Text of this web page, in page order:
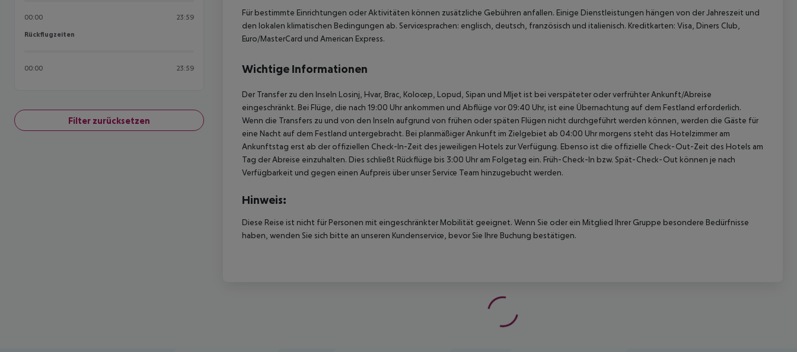
00:00 23:59
Rückflugzeiten
Rückflugzeiten
00:00 23:59
Filter zurücksetzen
Für bestimmte Einrichtungen oder Aktivitäten können zusätzliche Gebühren anfallen. Einige Dienstleistungen hängen von der Jahreszeit und
den lokalen klimatischen Bedingungen ab. Servicesprachen: englisch, deutsch, französisch und italienisch. Kreditkarten: Visa, Diners Club,
Euro/MasterCard und American Express.
Wichtige Informationen
Der Transfer zu den Inseln Losinj, Hvar, Brac, Kolocep, Lopud, Sipan und Mljet ist bei verspäteter oder verfrühter Ankunft/Abreise
eingeschränkt. Bei Flüge, die nach 19:00 Uhr ankommen und Abflüge vor 09:40 Uhr, ist eine Übernachtung auf dem Festland erforderlich.
Wenn die Transfers zu und von den Inseln aufgrund von frühen oder späten Flügen nicht durchgeführt werden können, werden die Gäste für
eine Nacht auf dem Festland untergebracht. Bei planmäßiger Ankunft im Zielgebiet ab 04:00 Uhr morgens steht das Hotelzimmer am
Ankunftstag erst ab der offiziellen Check-In-Zeit des jeweiligen Hotels zur Verfügung. Ebenso ist die offizielle Check-Out-Zeit des Hotels am
Tag der Abreise einzuhalten. Dies schließt Rückflüge bis 3:00 Uhr am Folgetag ein. Früh-Check-In bzw. Spät-Check-Out können je nach
Verfügbarkeit und gegen einen Aufpreis über unser Service Team hinzugebucht werden.
Hinweis:
Diese Reise ist nicht für Personen mit eingeschränkter Mobilität geeignet. Wenn Sie oder ein Mitglied Ihrer Gruppe besondere Bedürfnisse
haben, wenden Sie sich bitte an unseren Kundenservice, bevor Sie Ihre Buchung bestätigen.